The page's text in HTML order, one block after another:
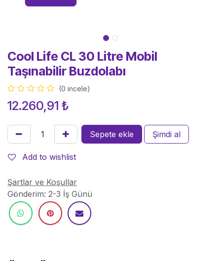
Cool Life CL 30 Litre Mobil
Taşınabilir Buzdolabı
(0 incele)
12.260,91 ₺
Sepete ekle Şimdi al
Add to wishlist
Şartlar ve Koşullar
Gönderim: 2-3 İş Günü